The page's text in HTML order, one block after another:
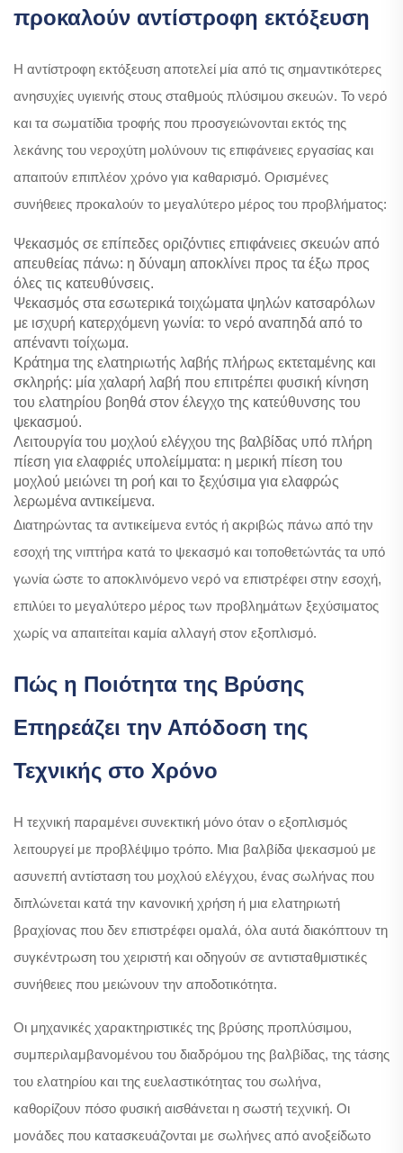
προκαλούν αντίστροφη εκτόξευση
Η αντίστροφη εκτόξευση αποτελεί μία από τις σημαντικότερες
ανησυχίες υγιεινής στους σταθμούς πλύσιμου σκευών. Το νερό
και τα σωματίδια τροφής που προσγειώνονται εκτός της
λεκάνης του νεροχύτη μολύνουν τις επιφάνειες εργασίας και
απαιτούν επιπλέον χρόνο για καθαρισμό. Ορισμένες
συνήθειες προκαλούν το μεγαλύτερο μέρος του προβλήματος:
Ψεκασμός σε επίπεδες οριζόντιες επιφάνειες σκευών από
απευθείας πάνω: η δύναμη αποκλίνει προς τα έξω προς
όλες τις κατευθύνσεις.
Ψεκασμός στα εσωτερικά τοιχώματα ψηλών κατσαρόλων
με ισχυρή κατερχόμενη γωνία: το νερό αναπηδά από το
απέναντι τοίχωμα.
Κράτημα της ελατηριωτής λαβής πλήρως εκτεταμένης και
σκληρής: μία χαλαρή λαβή που επιτρέπει φυσική κίνηση
του ελατηρίου βοηθά στον έλεγχο της κατεύθυνσης του
ψεκασμού.
Λειτουργία του μοχλού ελέγχου της βαλβίδας υπό πλήρη
πίεση για ελαφριές υπολείμματα: η μερική πίεση του
μοχλού μειώνει τη ροή και το ξεχύσιμα για ελαφρώς
λερωμένα αντικείμενα.
Διατηρώντας τα αντικείμενα εντός ή ακριβώς πάνω από την
εσοχή της νιπτήρα κατά το ψεκασμό και τοποθετώντάς τα υπό
γωνία ώστε το αποκλινόμενο νερό να επιστρέφει στην εσοχή,
επιλύει το μεγαλύτερο μέρος των προβλημάτων ξεχύσιματος
χωρίς να απαιτείται καμία αλλαγή στον εξοπλισμό.
Πώς η Ποιότητα της Βρύσης
Επηρεάζει την Απόδοση της
Τεχνικής στο Χρόνο
Η τεχνική παραμένει συνεκτική μόνο όταν ο εξοπλισμός
λειτουργεί με προβλέψιμο τρόπο. Μια βαλβίδα ψεκασμού με
ασυνεπή αντίσταση του μοχλού ελέγχου, ένας σωλήνας που
διπλώνεται κατά την κανονική χρήση ή μια ελατηριωτή
βραχίονας που δεν επιστρέφει ομαλά, όλα αυτά διακόπτουν τη
συγκέντρωση του χειριστή και οδηγούν σε αντισταθμιστικές
συνήθειες που μειώνουν την αποδοτικότητα.
Οι μηχανικές χαρακτηριστικές της βρύσης προπλύσιμου,
συμπεριλαμβανομένου του διαδρόμου της βαλβίδας, της τάσης
του ελατηρίου και της ευελαστικότητας του σωλήνα,
καθορίζουν πόσο φυσική αισθάνεται η σωστή τεχνική. Οι
μονάδες που κατασκευάζονται με σωλήνες από ανοξείδωτο